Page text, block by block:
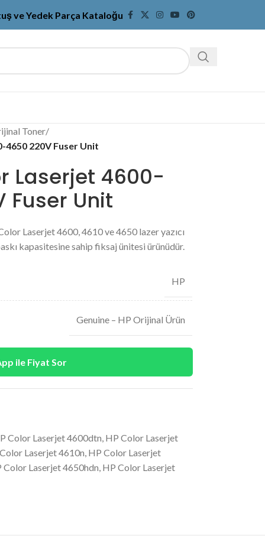
ve Yedek Parça Kataloğu
Toner/
4650 220V Fuser Unit
Laserjet 4600-
Fuser Unit
Laserjet 4600, 4610 ve 4650 lazer yazıcı
kapasitesine sahip fiksaj ünitesi ürünüdür.
HP
Genuine – HP Orijinal Ürün
ile Fiyat Sor
Color Laserjet 4600dtn, HP Color Laserjet
Laserjet 4610n, HP Color Laserjet
Color Laserjet 4650hdn, HP Color Laserjet